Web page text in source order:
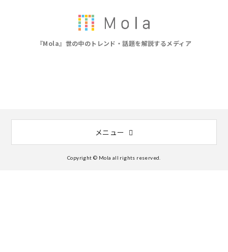
『Mola』世の中のトレンド・話題を解説するメディア
メニュー
Copyright © Mola all rights reserved.